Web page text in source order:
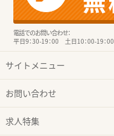
電話でのお問い合わせ：
平日9：30-19：00 土日10：00-19：00
サイトメニュー
お問い合わせ
求人特集